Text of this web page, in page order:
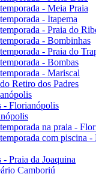
- Meia Praia
- Itapema
- Praia do
- Bombinhas
- Praia do
- Bombas
- Mariscal
Retiro dos Padres
- Florianópolis
na praia -
com piscina -
- Praia da Joaquina
Camboriú